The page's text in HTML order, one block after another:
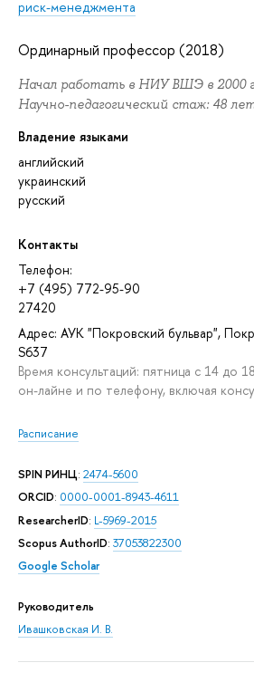
риск-менеджмента
Ординарный профессор (2018)
Начал работать в НИУ ВШЭ в 2000
Научно-педагогический стаж: 48
Владение языками
английский
украинский
русский
Контакты
Телефон:
+7 (495) 772-95-90
27420
Адрес: АУК "Покровский бульвар",
S637
Время консультаций: пятница с 14 до
он-лайне и по телефону, включая
Расписание
SPIN РИНЦ: 2474-5600
ORCID: 0000-0001-8943-4611
ResearcherID: L-5969-2015
Scopus AuthorID: 37053822300
Google Scholar
Руководитель
Ивашковская И. В.